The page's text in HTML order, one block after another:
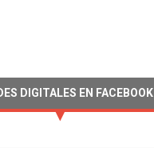
DIGITALES EN FACEBOOK